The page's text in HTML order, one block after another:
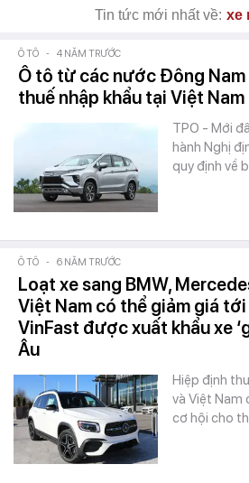
Tin tức mới nhất về: xe
Ô TÔ - 4 NĂM TRƯỚC
Ô tô từ các nước Đông
thuế nhập khẩu tại Việt Nam
TPO - Mới
hành Nghị
quy định về
Ô TÔ - 6 NĂM TRƯỚC
Loạt xe sang BMW,
Việt Nam có thể giảm giá
VinFast được xuất khẩu xe
Âu
Hiệp định
và Việt Nam
cơ hội cho